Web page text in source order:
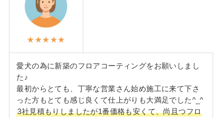
★★★★★
愛犬の為に新築のフロアコーティングをお願いしまし
た♪
最初からとても、丁寧な営業さん始め施工に来て下さ
った方もとても感じ良くて仕上がりも大満足でした^_^
3社見積もりしましたが1番価格も安くて、尚且つフロ